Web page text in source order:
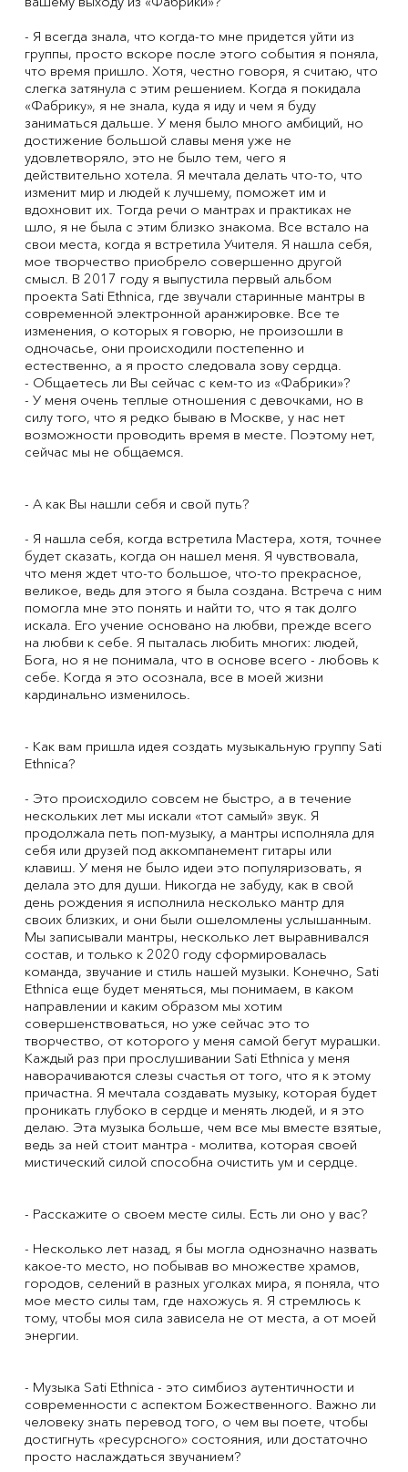
- Я всегда знала, что когда-то мне придется уйти из
группы, просто вскоре после этого события я поняла,
что время пришло. Хотя, честно говоря, я считаю, что
слегка затянула с этим решением. Когда я покидала
«Фабрику», я не знала, куда я иду и чем я буду
заниматься дальше. У меня было много амбиций, но
достижение большой славы меня уже не
удовлетворяло, это не было тем, чего я
действительно хотела. Я мечтала делать что-то, что
изменит мир и людей к лучшему, поможет им и
вдохновит их. Тогда речи о мантрах и практиках не
шло, я не была с этим близко знакома. Все встало на
свои места, когда я встретила Учителя. Я нашла себя,
мое творчество приобрело совершенно другой
смысл. В 2017 году я выпустила первый альбом
проекта Sati Ethnica, где звучали старинные мантры в
современной электронной аранжировке. Все те
изменения, о которых я говорю, не произошли в
одночасье, они происходили постепенно и
естественно, а я просто следовала зову сердца.
- Общаетесь ли Вы сейчас с кем-то из «Фабрики»?
- У меня очень теплые отношения с девочками, но в
силу того, что я редко бываю в Москве, у нас нет
возможности проводить время в месте. Поэтому нет,
сейчас мы не общаемся.
- А как Вы нашли себя и свой путь?
- Я нашла себя, когда встретила Мастера, хотя, точнее
будет сказать, когда он нашел меня. Я чувствовала,
что меня ждет что-то большое, что-то прекрасное,
великое, ведь для этого я была создана. Встреча с ним
помогла мне это понять и найти то, что я так долго
искала. Его учение основано на любви, прежде всего
на любви к себе. Я пыталась любить многих: людей,
Бога, но я не понимала, что в основе всего - любовь к
себе. Когда я это осознала, все в моей жизни
кардинально изменилось.
- Как вам пришла идея создать музыкальную группу Sati
Ethnica?
- Это происходило совсем не быстро, а в течение
нескольких лет мы искали «тот самый» звук. Я
продолжала петь поп-музыку, а мантры исполняла для
себя или друзей под аккомпанемент гитары или
клавиш. У меня не было идеи это популяризовать, я
делала это для души. Никогда не забуду, как в свой
день рождения я исполнила несколько мантр для
своих близких, и они были ошеломлены услышанным.
Мы записывали мантры, несколько лет выравнивался
состав, и только к 2020 году сформировалась
команда, звучание и стиль нашей музыки. Конечно, Sati
Ethnica еще будет меняться, мы понимаем, в каком
направлении и каким образом мы хотим
совершенствоваться, но уже сейчас это то
творчество, от которого у меня самой бегут мурашки.
Каждый раз при прослушивании Sati Ethnica у меня
наворачиваются слезы счастья от того, что я к этому
причастна. Я мечтала создавать музыку, которая будет
проникать глубоко в сердце и менять людей, и я это
делаю. Эта музыка больше, чем все мы вместе взятые,
ведь за ней стоит мантра - молитва, которая своей
мистический силой способна очистить ум и сердце.
- Расскажите о своем месте силы. Есть ли оно у вас?
- Несколько лет назад, я бы могла однозначно назвать
какое-то место, но побывав во множестве храмов,
городов, селений в разных уголках мира, я поняла, что
мое место силы там, где нахожусь я. Я стремлюсь к
тому, чтобы моя сила зависела не от места, а от моей
энергии.
- Музыка Sati Ethnica - это симбиоз аутентичности и
современности с аспектом Божественного. Важно ли
человеку знать перевод того, о чем вы поете, чтобы
достигнуть «ресурсного» состояния, или достаточно
просто наслаждаться звучанием?